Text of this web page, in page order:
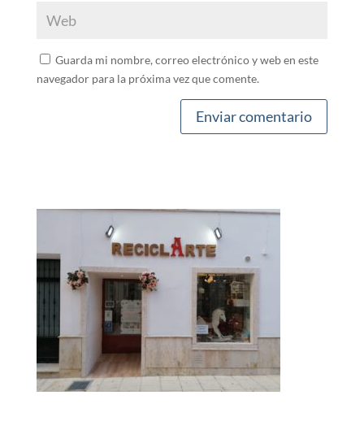
Guarda mi nombre, correo electrónico y web en este
navegador para la próxima vez que comente.